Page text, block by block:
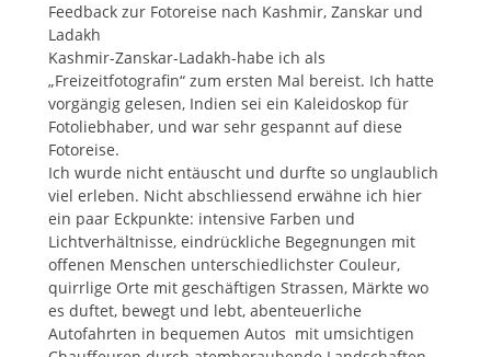
Feedback zur Fotoreise nach Kashmir, Zanskar und
Ladakh
Kashmir-Zanskar-Ladakh-habe ich als
„Freizeitfotografin“ zum ersten Mal bereist. Ich hatte
vorgängig gelesen, Indien sei ein Kaleidoskop für
Fotoliebhaber, und war sehr gespannt auf diese
Fotoreise.
Ich wurde nicht entäuscht und durfte so unglaublich
viel erleben. Nicht abschliessend erwähne ich hier
ein paar Eckpunkte: intensive Farben und
Lichtverhältnisse, eindrückliche Begegnungen mit
offenen Menschen unterschiedlichster Couleur,
quirrlige Orte mit geschäftigen Strassen, Märkte wo
es duftet, bewegt und lebt, abenteuerliche
Autofahrten in bequemen Autos mit umsichtigen